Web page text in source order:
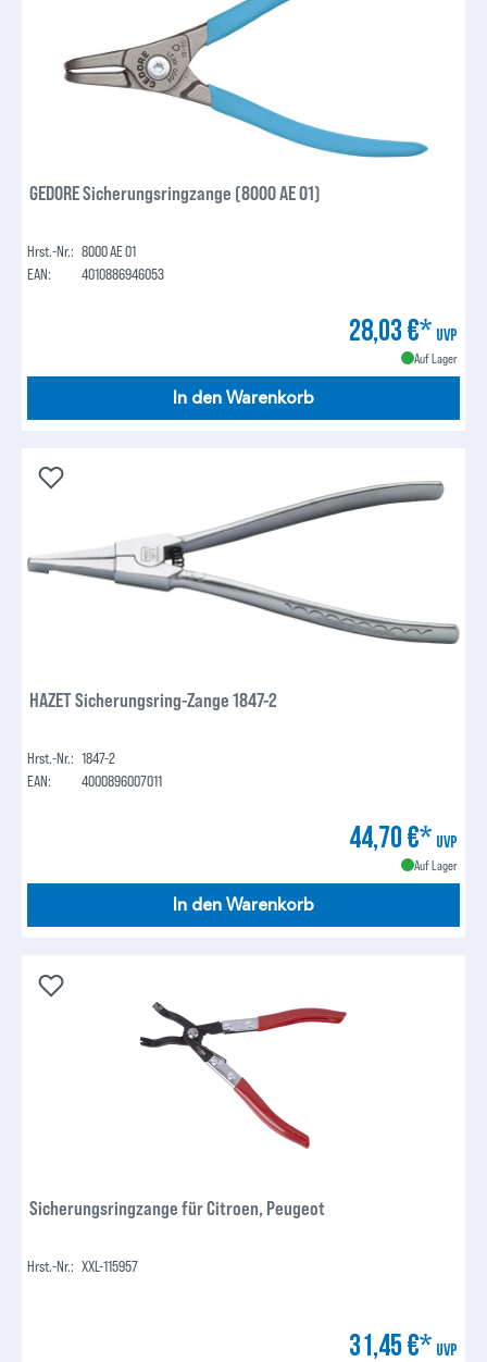
GEDORE Sicherungsringzange (8000 AE 01)
Hrst.-Nr.: 8000 AE 01
EAN:
4010886946053
28,03 €* UVP
Auf Lager
In den Warenkorb
HAZET Sicherungsring-Zange 1847-2
Hrst.-Nr.: 1847-2
EAN:
4000896007011
44,70 €* UVP
Auf Lager
In den Warenkorb
Sicherungsringzange für Citroen, Peugeot
Hrst.-Nr.: XXL-115957
31,45 €* UVP